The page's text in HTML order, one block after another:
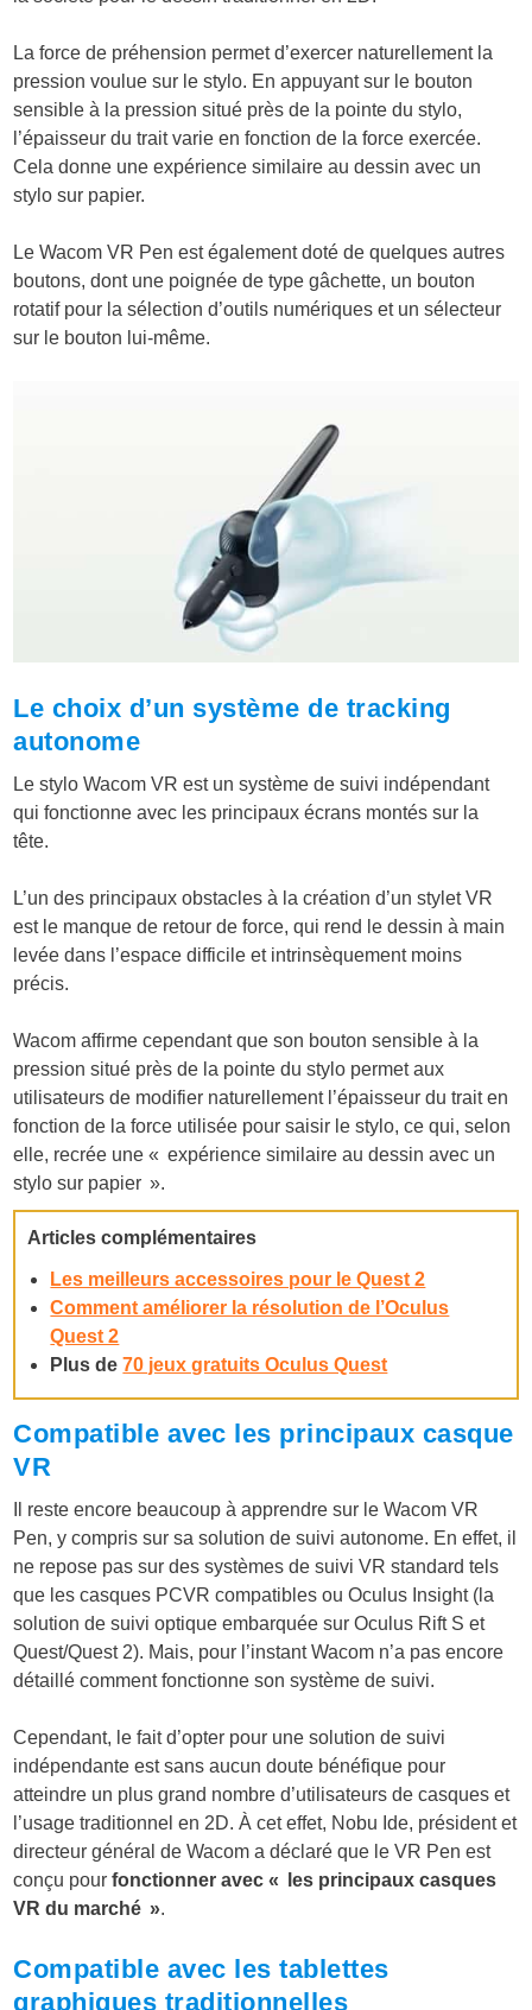
La force de préhension permet d’exercer naturellement la
pression voulue sur le stylo. En appuyant sur le bouton
sensible à la pression situé près de la pointe du stylo,
l’épaisseur du trait varie en fonction de la force exercée.
Cela donne une expérience similaire au dessin avec un
stylo sur papier.
Le Wacom VR Pen est également doté de quelques autres
boutons, dont une poignée de type gâchette, un bouton
rotatif pour la sélection d’outils numériques et un sélecteur
sur le bouton lui-même.
Le choix d’un système de tracking
autonome
Le stylo Wacom VR est un système de suivi indépendant
qui fonctionne avec les principaux écrans montés sur la
tête.
L’un des principaux obstacles à la création d’un stylet VR
est le manque de retour de force, qui rend le dessin à main
levée dans l’espace difficile et intrinsèquement moins
précis.
Wacom affirme cependant que son bouton sensible à la
pression situé près de la pointe du stylo permet aux
utilisateurs de modifier naturellement l’épaisseur du trait en
fonction de la force utilisée pour saisir le stylo, ce qui, selon
elle, recrée une « expérience similaire au dessin avec un
stylo sur papier ».
Articles complémentaires
Les meilleurs accessoires pour le Quest 2
Comment améliorer la résolution de l’Oculus
Quest 2
Plus de70 jeux gratuits Oculus Quest
Compatible avec les principaux casque
VR
Il reste encore beaucoup à apprendre sur le Wacom VR
Pen, y compris sur sa solution de suivi autonome. En effet, il
ne repose pas sur des systèmes de suivi VR standard tels
que les casques PCVR compatibles ou Oculus Insight (la
solution de suivi optique embarquée sur Oculus Rift S et
Quest/Quest 2). Mais, pour l’instant Wacom n’a pas encore
détaillé comment fonctionne son système de suivi.
Cependant, le fait d’opter pour une solution de suivi
indépendante est sans aucun doute bénéfique pour
atteindre un plus grand nombre d’utilisateurs de casques et
l’usage traditionnel en 2D. À cet effet, Nobu Ide, président et
directeur général de Wacom a déclaré que le VR Pen est
conçu pourfonctionner avec « les principaux casques
VR du marché ».
Compatible avec les tablettes
graphiques traditionnelles